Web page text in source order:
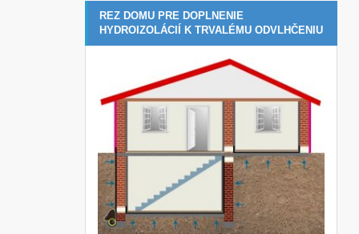
REZ DOMU PRE DOPLNENIE
HYDROIZOLÁCIÍ K TRVALÉMU ODVLHČENIU